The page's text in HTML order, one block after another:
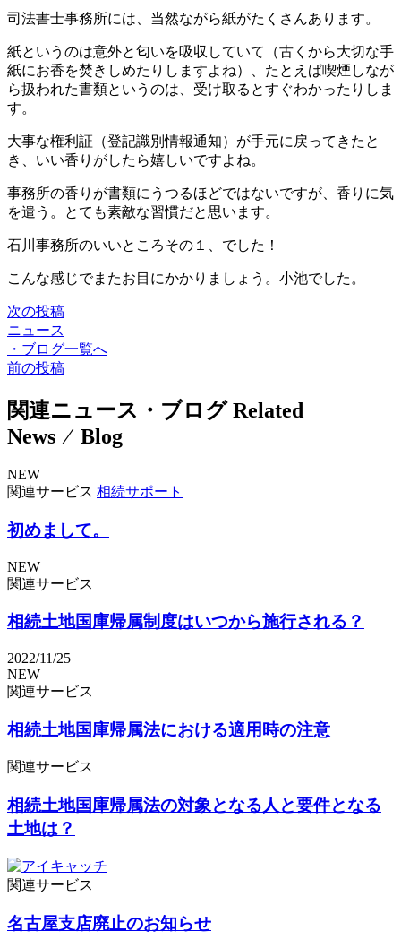
司法書士事務所には、当然ながら紙がたくさんあります。
紙というのは意外と匂いを吸収していて（古くから大切な手
紙にお香を焚きしめたりしますよね）、たとえば喫煙しなが
ら扱われた書類というのは、受け取るとすぐわかったりしま
す。
大事な権利証（登記識別情報通知）が手元に戻ってきたと
き、いい香りがしたら嬉しいですよね。
事務所の香りが書類にうつるほどではないですが、香りに気
を遣う。とても素敵な習慣だと思います。
石川事務所のいいところその１、でした！
こんな感じでまたお目にかかりましょう。小池でした。
次の投稿
ニュース
・ ブログ一覧へ
前の投稿
関連ニュース・ブログRelated
News ⁄ Blog
NEW
関連サービス 相続サポート
初めまして。
NEW
関連サービス
相続土地国庫帰属制度はいつから施行される？
2022/11/25
NEW
関連サービス
相続土地国庫帰属法における適用時の注意
関連サービス
相続土地国庫帰属法の対象となる人と要件となる
土地は？
関連サービス
名古屋支店廃止のお知らせ